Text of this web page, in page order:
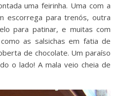
uma feirinha. Uma com a
escorrega para trenós, outra
para patinar, e muitas com
as salsichas em fatia de
de chocolate. Um paraíso
o lado! A mala veio cheia de